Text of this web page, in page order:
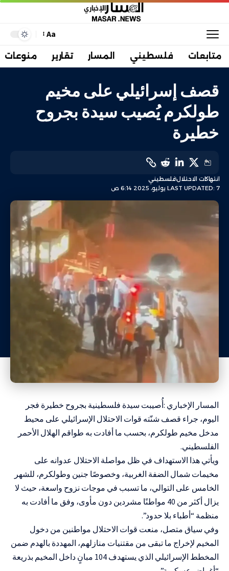
Aa
متابعات فلسطيني المسار تقارير منوعات
قصف إسرائيلي على مخيم
طولكرم يُصيب سيدة بجروح
خطيرة
LAST UPDATED: 7 يوليو، 2025 6:14 ص
انتهاكات الاحتلالفلسطيني
المسار الإخباري :أُصيبت سيدة فلسطينية بجروح خطيرة فجر
اليوم، جراء قصف شنّته قوات الاحتلال الإسرائيلي على محيط
مدخل مخيم طولكرم، بحسب ما أفادت به طواقم الهلال الأحمر
الفلسطيني.
ويأتي هذا الاستهداف في ظل مواصلة الاحتلال عدوانه على
مخيمات شمال الضفة الغربية، وخصوصًا جنين وطولكرم، للشهر
الخامس على التوالي، ما تسبب في موجات نزوح واسعة، حيث لا
يزال أكثر من 40 مواطنًا مشردين دون مأوى، وفق ما أفادت به
منظمة “أطباء بلا حدود”.
وفي سياق متصل، منعت قوات الاحتلال مواطنين من دخول
المخيم لإخراج ما تبقى من مقتنيات منازلهم، المهددة بالهدم ضمن
المخطط الإسرائيلي الذي يستهدف 104 مبانٍ داخل المخيم بذريعة